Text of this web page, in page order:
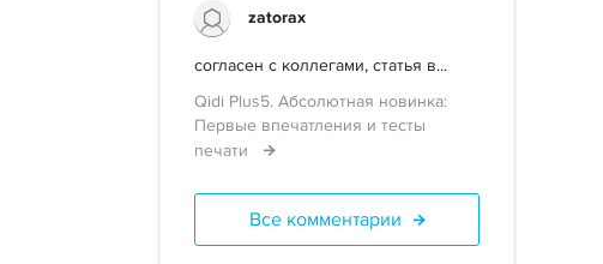
zatorax
согласен с коллегами, статья в...
Qidi Plus5. Абсолютная новинка:
Первые впечатления и тесты
печати
Все комментарии